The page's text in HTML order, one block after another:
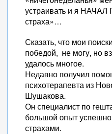
устраивать и я НАЧАЛ
страха»…
Сказать, что мои
победой, не могу, но
удалось многое.
Недавно получил
психотерапевта из
Шушакова.
Он специалист по
большой опыт
страхами.